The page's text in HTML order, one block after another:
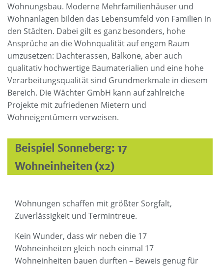
Wohnungsbau. Moderne Mehrfamilienhäuser und
Wohnanlagen bilden das Lebensumfeld von Familien in
den Städten. Dabei gilt es ganz besonders, hohe
Ansprüche an die Wohnqualität auf engem Raum
umzusetzen: Dachterassen, Balkone, aber auch
qualitativ hochwertige Baumaterialien und eine hohe
Verarbeitungsqualität sind Grundmerkmale in diesem
Bereich. Die Wächter GmbH kann auf zahlreiche
Projekte mit zufriedenen Mietern und
Wohneigentümern verweisen.
Beispiel Sonneberg: 17
Wohneinheiten (x2)
Wohnungen schaffen mit größter Sorgfalt,
Zuverlässigkeit und Termintreue.
Kein Wunder, dass wir neben die 17
Wohneinheiten gleich noch einmal 17
Wohneinheiten bauen durften – Beweis genug für